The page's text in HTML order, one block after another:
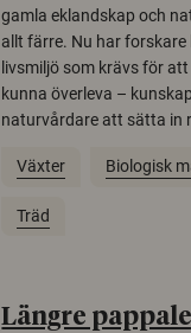
gamla eklandskap och
allt färre. Nu har
livsmiljö som krävs för
kunna överleva –
naturvårdare att sätta in
Växter Biologisk
Träd
Längre